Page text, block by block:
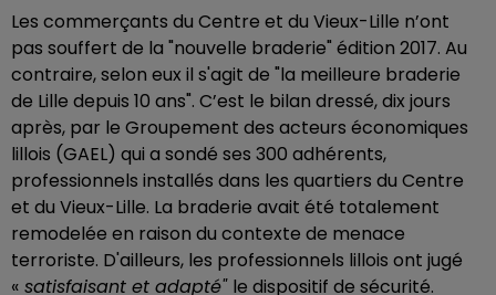
Les commerçants du Centre et du Vieux-Lille n’ont
pas souffert de la "nouvelle braderie" édition 2017. Au
contraire, selon eux il s'agit de "la meilleure braderie
de Lille depuis 10 ans". C’est le bilan dressé, dix jours
après, par le Groupement des acteurs économiques
lillois (GAEL) qui a sondé ses 300 adhérents,
professionnels installés dans les quartiers du Centre
et du Vieux-Lille. La braderie avait été totalement
remodelée en raison du contexte de menace
terroriste. D'ailleurs, les professionnels lillois ont jugé
« satisfaisant et adapté" le dispositif de sécurité.